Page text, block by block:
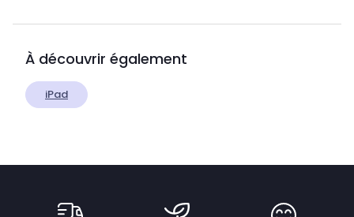
À découvrir également
iPad